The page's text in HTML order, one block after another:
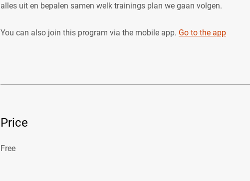
alles uit en bepalen samen welk trainings plan we gaan volgen.
You can also join this program via the mobile app. Go to the app
Price
Free